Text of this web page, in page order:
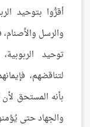
أقرُّوا بتوحيد
والرسل والأصنام،
توحيد
لتناقضهم،
بأنه المستحق لأن
والجهاد حتى